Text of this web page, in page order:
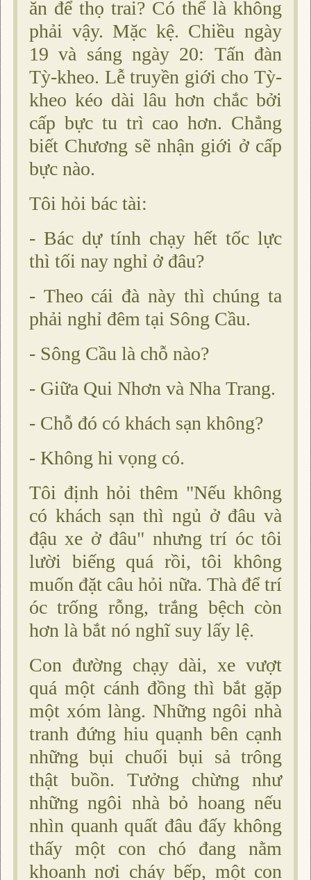
ăn để thọ trai? Có thể là không
phải vậy. Mặc kệ. Chiều ngày
19 và sáng ngày 20: Tấn đàn
Tỳ-kheo. Lễ truyền giới cho Tỳ-
kheo kéo dài lâu hơn chắc bởi
cấp bực tu trì cao hơn. Chẳng
biết Chương sẽ nhận giới ở cấp
bực nào.
Tôi hỏi bác tài:
- Bác dự tính chạy hết tốc lực
thì tối nay nghỉ ở đâu?
- Theo cái đà này thì chúng ta
phải nghỉ đêm tại Sông Cầu.
- Sông Cầu là chỗ nào?
- Giữa Qui Nhơn và Nha Trang.
- Chỗ đó có khách sạn không?
- Không hi vọng có.
Tôi định hỏi thêm "Nếu không
có khách sạn thì ngủ ở đâu và
đậu xe ở đâu" nhưng trí óc tôi
lười biếng quá rồi, tôi không
muốn đặt câu hỏi nữa. Thà để trí
óc trống rỗng, trắng bệch còn
hơn là bắt nó nghĩ suy lấy lệ.
Con đường chạy dài, xe vượt
quá một cánh đồng thì bắt gặp
một xóm làng. Những ngôi nhà
tranh đứng hiu quạnh bên cạnh
những bụi chuối bụi sả trông
thật buồn. Tưởng chừng như
những ngôi nhà bỏ hoang nếu
nhìn quanh quất đâu đấy không
thấy một con chó đang nằm
khoanh nơi cháy bếp, một con